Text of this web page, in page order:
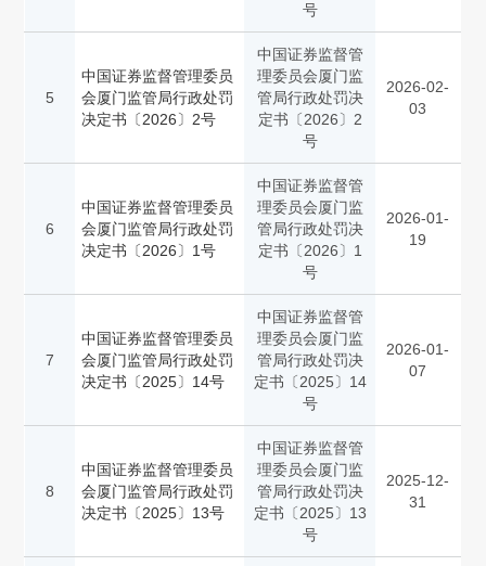
号
5
中国证券监督管理委员
会厦门监管局行政处罚
决定书〔2026〕2号
中国证券监督管
理委员会厦门监
管局行政处罚决
定书〔2026〕2
号
2026-02-
03
6
中国证券监督管理委员
会厦门监管局行政处罚
决定书〔2026〕1号
中国证券监督管
理委员会厦门监
管局行政处罚决
定书〔2026〕1
号
2026-01-
19
7
中国证券监督管理委员
会厦门监管局行政处罚
决定书〔2025〕14号
中国证券监督管
理委员会厦门监
管局行政处罚决
定书〔2025〕14
号
2026-01-
07
8
中国证券监督管理委员
会厦门监管局行政处罚
决定书〔2025〕13号
中国证券监督管
理委员会厦门监
管局行政处罚决
定书〔2025〕13
号
2025-12-
31